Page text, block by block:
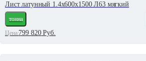
Лист латунный 1.4х600х1500 Л63 мягкий
тонна
Цена:799 820Руб.